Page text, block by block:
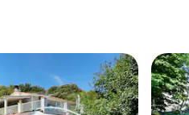
base de 3 commentaires : 5 sur 5